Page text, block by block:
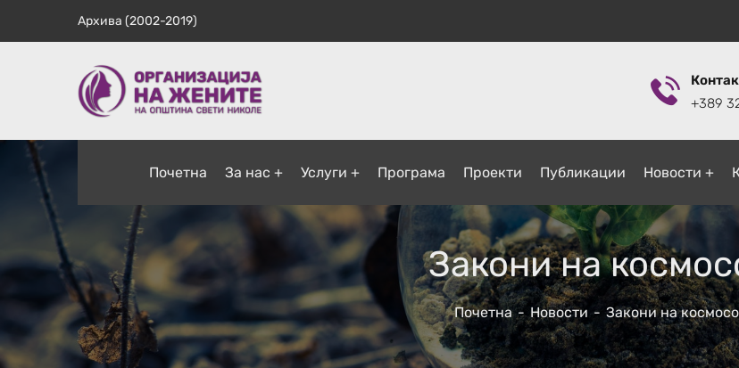
Архива (2002-2019)
+389
Почетна За нас Услуги Програмa Проекти Публикации Новости
Закони на
Почетна Новости Закони на